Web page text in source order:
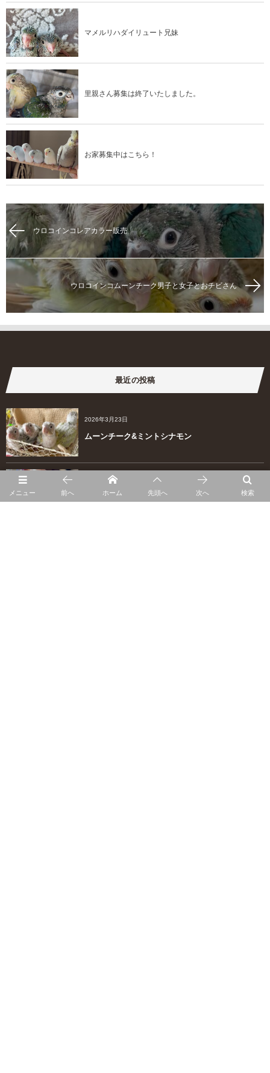
マメルリハダイリュート兄妹
里親さん募集は終了いたしました。
お家募集中はこちら！
ウロコインコレアカラー販売
ウロコインコムーンチーク男子と女子とおチビさん
最近の投稿
2026年3月23日
ムーンチーク&ミントシナモン
2026年2月22日
桃色天使ちゃん飼い主さま募集中
メニュー 検索
前へ ホーム 先頭へ 次へ